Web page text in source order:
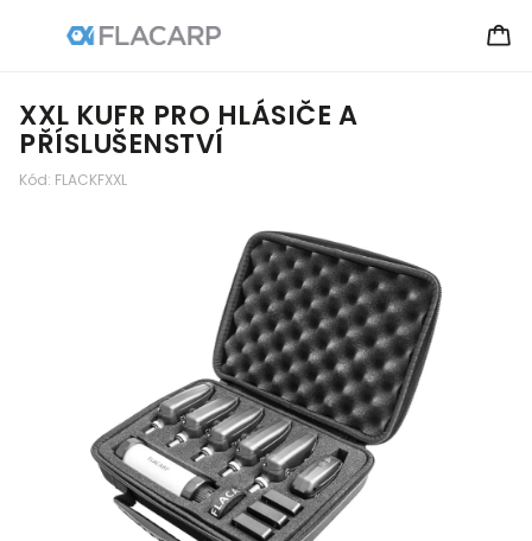
XXL KUFR PRO HLÁSIČE A
PŘÍSLUŠENSTVÍ
Kód: FLACKFXXL